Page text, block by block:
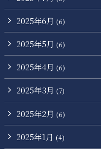
2025年6月 (6)
2025年5月 (6)
2025年4月 (6)
2025年3月 (7)
2025年2月 (6)
2025年1月 (4)